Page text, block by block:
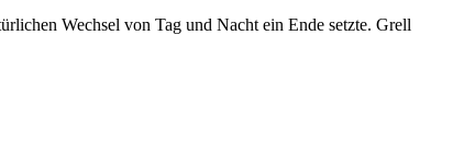
Wechsel von Tag und Nacht ein Ende setzte. Grell